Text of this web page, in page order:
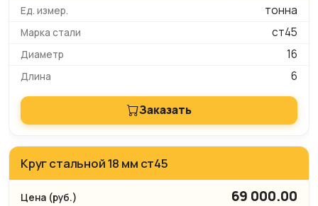
тонна
ст45
16
6
Заказать
Круг стальной 18 мм ст45
69 000.00